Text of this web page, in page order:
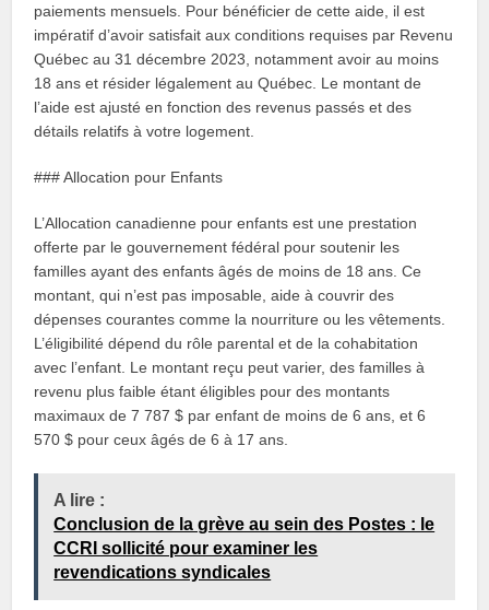
paiements mensuels. Pour bénéficier de cette aide, il est
impératif d’avoir satisfait aux conditions requises par Revenu
Québec au 31 décembre 2023, notamment avoir au moins
18 ans et résider légalement au Québec. Le montant de
l’aide est ajusté en fonction des revenus passés et des
détails relatifs à votre logement.
### Allocation pour Enfants
L’Allocation canadienne pour enfants est une prestation
offerte par le gouvernement fédéral pour soutenir les
familles ayant des enfants âgés de moins de 18 ans. Ce
montant, qui n’est pas imposable, aide à couvrir des
dépenses courantes comme la nourriture ou les vêtements.
L’éligibilité dépend du rôle parental et de la cohabitation
avec l’enfant. Le montant reçu peut varier, des familles à
revenu plus faible étant éligibles pour des montants
maximaux de 7 787 $ par enfant de moins de 6 ans, et 6
570 $ pour ceux âgés de 6 à 17 ans.
A lire :
Conclusion de la grève au sein des Postes : le
CCRI sollicité pour examiner les
revendications syndicales